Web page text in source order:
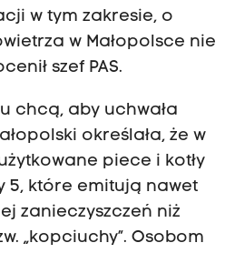
w tym zakresie, o
w Małopolsce nie
szef PAS.
chcą, aby uchwała
określała, że w
piece i kotły
5, które emitują nawet
zanieczyszczeń niż
„kopciuchy”. Osobom